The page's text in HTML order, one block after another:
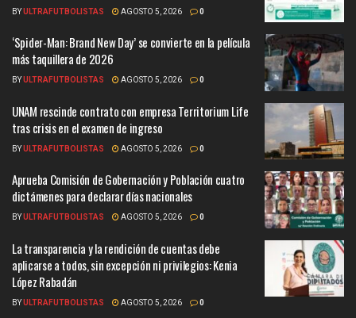
BYULTRAFUTBOLISTAS AGOSTO 5, 2026 0
‘Spider-Man: Brand New Day’ se convierte en la película
más taquillera de 2026
BYULTRAFUTBOLISTAS AGOSTO 5, 2026 0
UNAM rescinde contrato con empresa Territorium Life
tras crisis en el examen de ingreso
BYULTRAFUTBOLISTAS AGOSTO 5, 2026 0
Aprueba Comisión de Gobernación y Población cuatro
dictámenes para declarar días nacionales
BYULTRAFUTBOLISTAS AGOSTO 5, 2026 0
La transparencia y la rendición de cuentas debe
aplicarse a todos, sin excepción ni privilegios: Kenia
López Rabadán
BYULTRAFUTBOLISTAS AGOSTO 5, 2026 0